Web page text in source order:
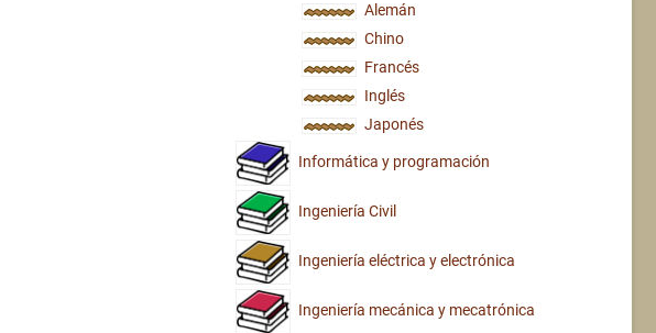
Alemán
Chino
Francés
Inglés
Japonés
Informática y programación
Ingeniería Civil
Ingeniería eléctrica y electrónica
Ingeniería mecánica y mecatrónica